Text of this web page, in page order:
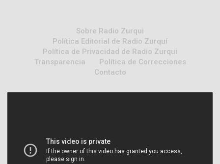
Sobre Radio Zurqui
Política Editorial de Radio Zurquí
Política de Privacidad de Radio Zurqui
Transparencia
Política de Correcciones
Contacto